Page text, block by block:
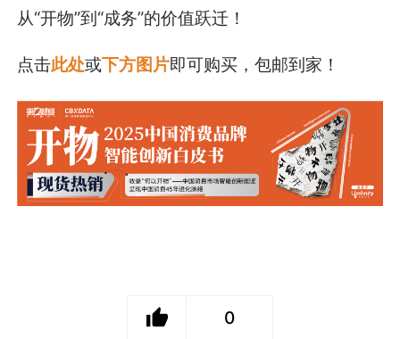
从“开物”到“成务”的价值跃迁！
点击此处或下方图片即可购买，包邮到家！
0